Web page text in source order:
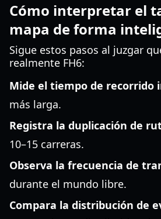
Cómo interpretar el
mapa de forma
Sigue estos pasos al juzgar
realmente FH6:
Mide el tiempo de recorrido
más larga.
Registra la duplicación de
10–15 carreras.
Observa la frecuencia de
durante el mundo libre.
Compara la distribución de